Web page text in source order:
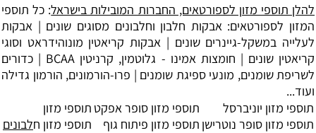
להלן תוספי מזון לספורטאים, החברות המובילות בישראל: כל תוספי
המזון לספורטאים: אבקות חלבון וחלבונים מסוגים שונים | אבקות
לעלייה במשקל-גיינרים שונים | אבקות קריאטין מונוהידראט וסוגי
קריאטין שונים | חומצות אמינו
- גלוטמין, קרניטין BCAA | כדורים
לשריפת שומנים, מונעי ספיגת שומנים | פרו-הורמונים, הורמון גדילה
ועוד...
תוספי מזון יוניברסל
תוספי מזון סופר נוטרישן
תוספי מזון סופר אפקט
תוספי מזון פיתוח גוף
תוספי מזון
תוספי מזון חלבונים